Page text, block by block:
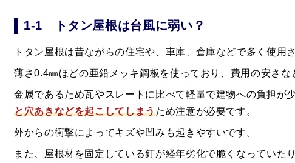
1-1 トタン屋根は台風に弱い？
トタン屋根は昔ながらの住宅や、車庫、倉庫などで多く使用
薄さ0.4㎜ほどの亜鉛メッキ鋼板を使っており、費用の安さ
金属であるため瓦やスレートに比べて軽量で建物への負担が
と穴あきなどを起こしてしまうため注意が必要です。
外からの衝撃によってキズや凹みも起きやすいです。
また、屋根材を固定している釘が経年劣化で脆くなっていた